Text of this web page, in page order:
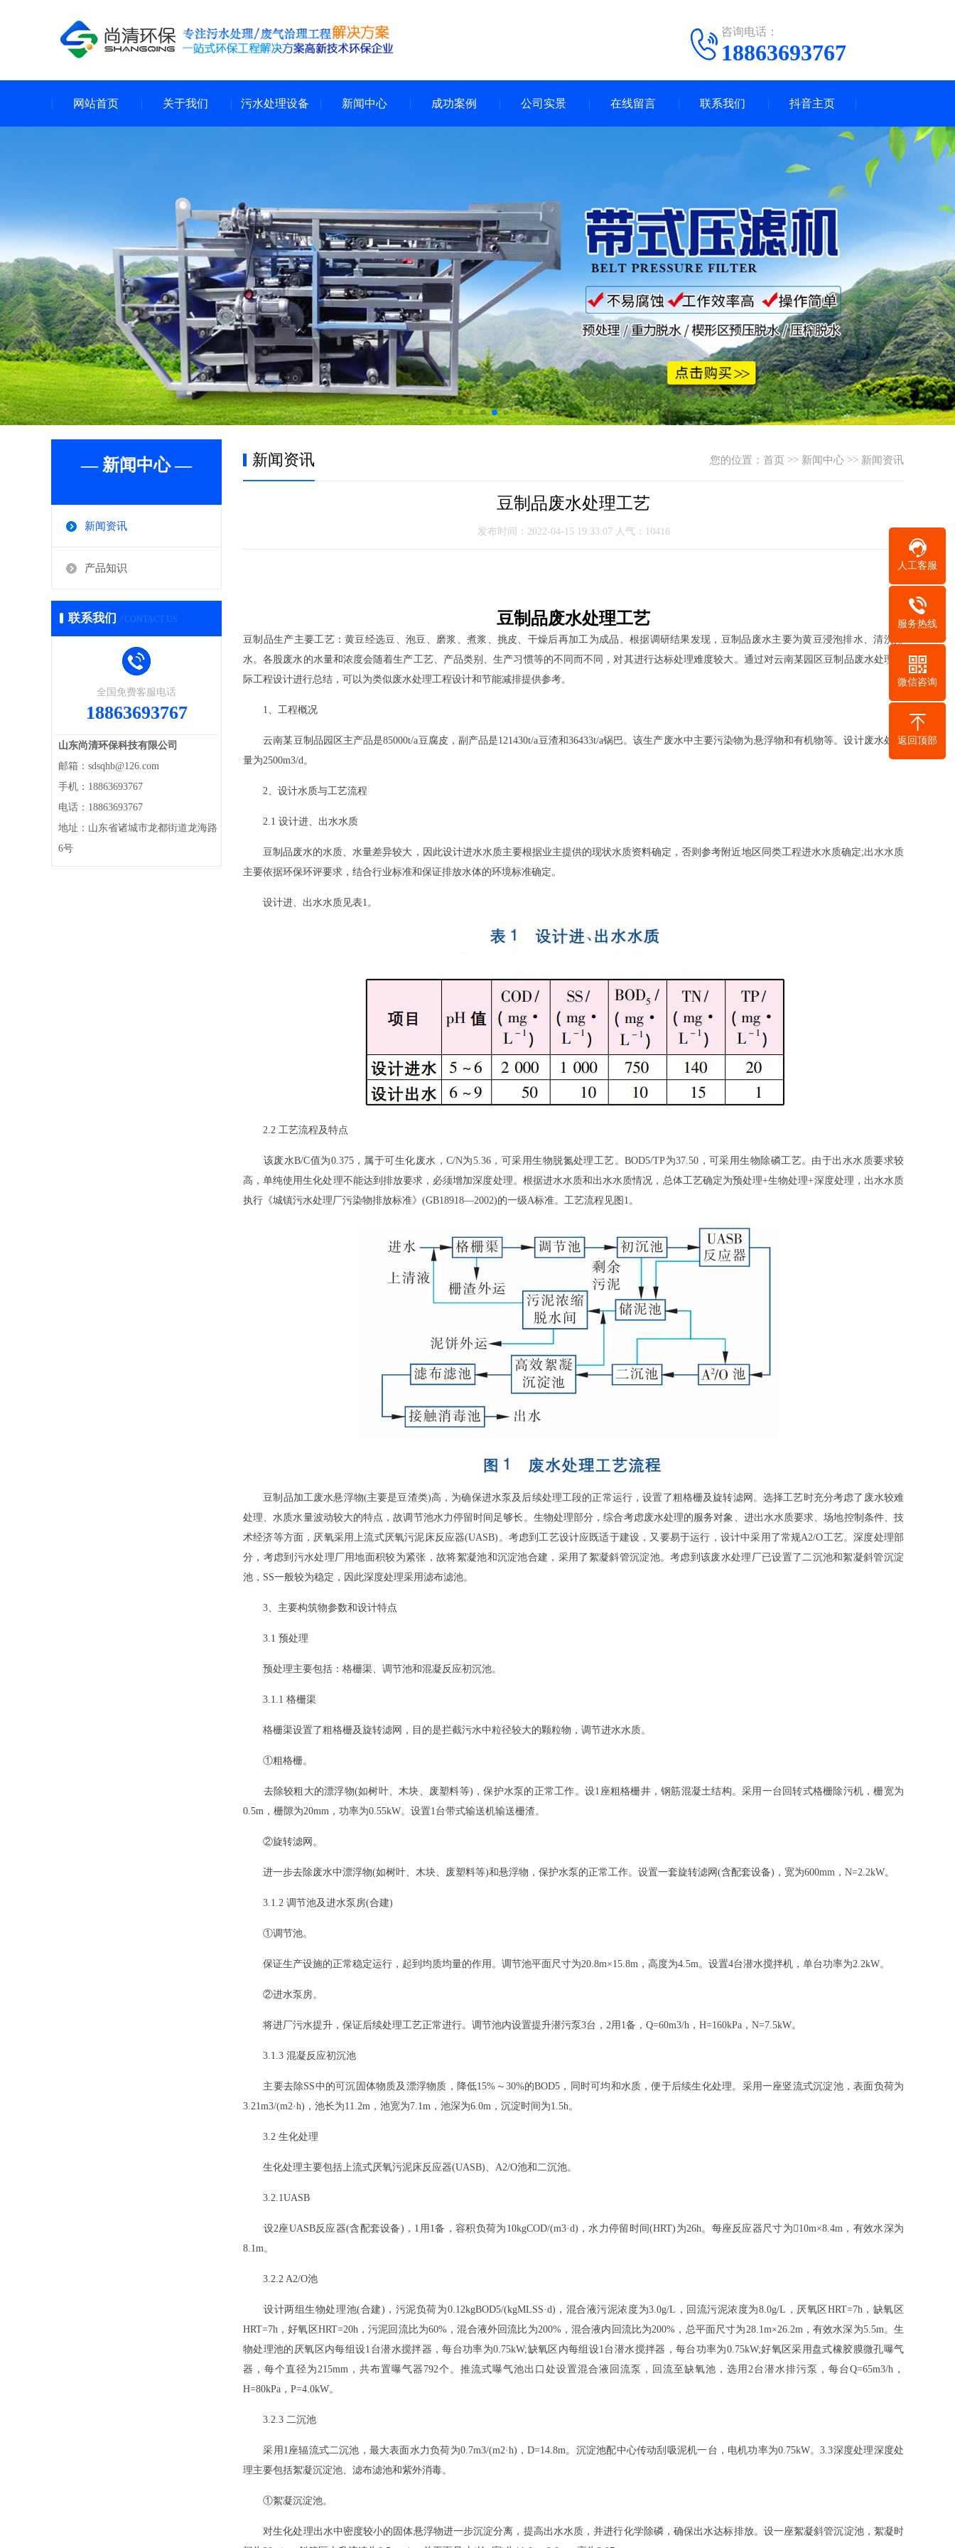
咨询电话：
18863693767
网站首页 关于我们 污水处理设备 新闻中心 成功案例 公司实景 在线留言 联系我们 抖音主页
— 新闻中心 —
新闻资讯
产品知识
联系我们 / CONTACT US
全国免费客服电话
18863693767
山东尚清环保科技有限公司
邮箱：sdsqhb@126.com
手机：18863693767
电话：18863693767
地址：山东省诸城市龙都街道龙海路
6号
您的位置： 首页 >> 新闻中心 >> 新闻资讯
新闻资讯
豆制品废水处理工艺
发布时间：2022-04-15 19:33:07 人气：10416
豆制品废水处理工艺
豆制品生产主要工艺：黄豆经选豆、泡豆、磨浆、煮浆、挑皮、干燥后再加工为成品。根据调研结果发现，豆制品废水主要为黄豆浸泡排水、清洗排
水。各股废水的水量和浓度会随着生产工艺、产品类别、生产习惯等的不同而不同，对其进行达标处理难度较大。通过对云南某园区豆制品废水处理实
际工程设计进行总结，可以为类似废水处理工程设计和节能减排提供参考。
1、工程概况
云南某豆制品园区主产品是85000t/a豆腐皮，副产品是121430t/a豆渣和36433t/a锅巴。该生产废水中主要污染物为悬浮物和有机物等。设计废水处理
量为2500m3/d。
2、设计水质与工艺流程
2.1 设计进、出水水质
豆制品废水的水质、水量差异较大，因此设计进水水质主要根据业主提供的现状水质资料确定，否则参考附近地区同类工程进水水质确定;出水水质
主要依据环保环评要求，结合行业标准和保证排放水体的环境标准确定。
设计进、出水水质见表1。
2.2 工艺流程及特点
该废水B/C值为0.375，属于可生化废水，C/N为5.36，可采用生物脱氮处理工艺。BOD5/TP为37.50，可采用生物除磷工艺。由于出水水质要求较
高，单纯使用生化处理不能达到排放要求，必须增加深度处理。根据进水水质和出水水质情况，总体工艺确定为预处理+生物处理+深度处理，出水水质
执行《城镇污水处理厂污染物排放标准》(GB18918—2002)的一级A标准。工艺流程见图1。
豆制品加工废水悬浮物(主要是豆渣类)高，为确保进水泵及后续处理工段的正常运行，设置了粗格栅及旋转滤网。选择工艺时充分考虑了废水较难
处理、水质水量波动较大的特点，故调节池水力停留时间足够长。生物处理部分，综合考虑废水处理的服务对象、进出水水质要求、场地控制条件、技
术经济等方面，厌氧采用上流式厌氧污泥床反应器(UASB)。考虑到工艺设计应既适于建设，又要易于运行，设计中采用了常规A2/O工艺。深度处理部
分，考虑到污水处理厂用地面积较为紧张，故将絮凝池和沉淀池合建，采用了絮凝斜管沉淀池。考虑到该废水处理厂已设置了二沉池和絮凝斜管沉淀
池，SS一般较为稳定，因此深度处理采用滤布滤池。
3、主要构筑物参数和设计特点
3.1 预处理
预处理主要包括：格栅渠、调节池和混凝反应初沉池。
3.1.1 格栅渠
格栅渠设置了粗格栅及旋转滤网，目的是拦截污水中粒径较大的颗粒物，调节进水水质。
①粗格栅。
去除较粗大的漂浮物(如树叶、木块、废塑料等)，保护水泵的正常工作。设1座粗格栅井，钢筋混凝土结构。采用一台回转式格栅除污机，栅宽为
0.5m，栅隙为20mm，功率为0.55kW。设置1台带式输送机输送栅渣。
②旋转滤网。
进一步去除废水中漂浮物(如树叶、木块、废塑料等)和悬浮物，保护水泵的正常工作。设置一套旋转滤网(含配套设备)，宽为600mm，N=2.2kW。
3.1.2 调节池及进水泵房(合建)
①调节池。
保证生产设施的正常稳定运行，起到均质均量的作用。调节池平面尺寸为20.8m×15.8m，高度为4.5m。设置4台潜水搅拌机，单台功率为2.2kW。
②进水泵房。
将进厂污水提升，保证后续处理工艺正常进行。调节池内设置提升潜污泵3台，2用1备，Q=60m3/h，H=160kPa，N=7.5kW。
3.1.3 混凝反应初沉池
主要去除SS中的可沉固体物质及漂浮物质，降低15%～30%的BOD5，同时可均和水质，便于后续生化处理。采用一座竖流式沉淀池，表面负荷为
3.21m3/(m2·h)，池长为11.2m，池宽为7.1m，池深为6.0m，沉淀时间为1.5h。
3.2 生化处理
生化处理主要包括上流式厌氧污泥床反应器(UASB)、A2/O池和二沉池。
3.2.1UASB
设2座UASB反应器(含配套设备)，1用1备，容积负荷为10kgCOD/(m3·d)，水力停留时间(HRT)为26h。每座反应器尺寸为10m×8.4m，有效水深为
8.1m。
3.2.2 A2/O池
设计两组生物处理池(合建)，污泥负荷为0.12kgBOD5/(kgMLSS·d)，混合液污泥浓度为3.0g/L，回流污泥浓度为8.0g/L，厌氧区HRT=7h，缺氧区
HRT=7h，好氧区HRT=20h，污泥回流比为60%，混合液外回流比为200%，混合液内回流比为200%，总平面尺寸为28.1m×26.2m，有效水深为5.5m。生
物处理池的厌氧区内每组设1台潜水搅拌器，每台功率为0.75kW;缺氧区内每组设1台潜水搅拌器，每台功率为0.75kW;好氧区采用盘式橡胶膜微孔曝气
器，每个直径为215mm，共布置曝气器792个。推流式曝气池出口处设置混合液回流泵，回流至缺氧池，选用2台潜水排污泵，每台Q=65m3/h，
H=80kPa，P=4.0kW。
3.2.3 二沉池
采用1座辐流式二沉池，最大表面水力负荷为0.7m3/(m2·h)，D=14.8m。沉淀池配中心传动刮吸泥机一台，电机功率为0.75kW。3.3深度处理深度处
理主要包括絮凝沉淀池、滤布滤池和紫外消毒。
①絮凝沉淀池。
对生化处理出水中密度较小的固体悬浮物进一步沉淀分离，提高出水水质，并进行化学除磷，确保出水达标排放。设一座絮凝斜管沉淀池，絮凝时
人工客服
服务热线
微信咨询
返回顶部